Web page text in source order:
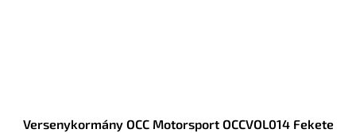
Versenykormány OCC Motorsport OCCVOL014 Fekete